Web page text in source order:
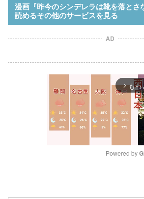
漫画『昨今のシンデレラは靴を落とさ
読めるその他のサービスを見る
AD
arrow_forward_ios もっ
Powered by